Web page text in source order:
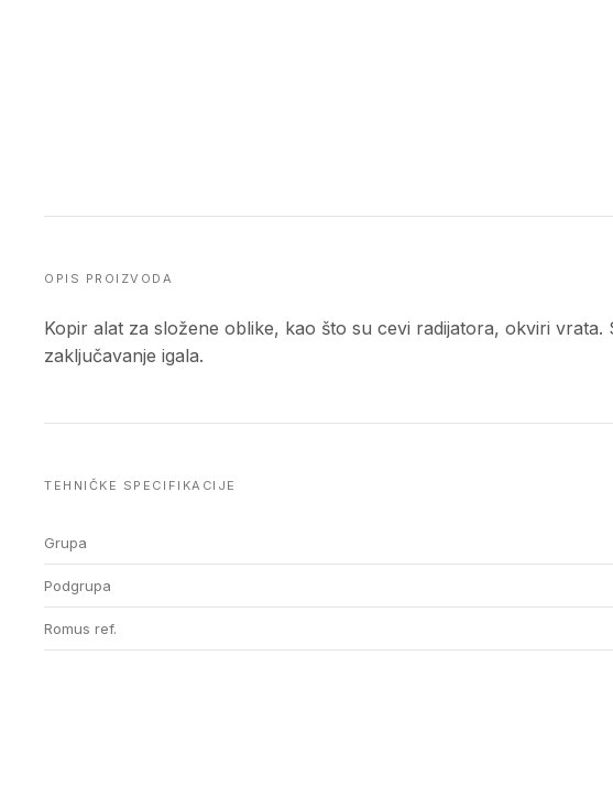
OPIS PROIZVODA
Kopir alat za složene oblike, kao što su cevi radijatora, okviri
zaključavanje igala.
TEHNIČKE SPECIFIKACIJE
Grupa
Podgrupa
Romus ref.